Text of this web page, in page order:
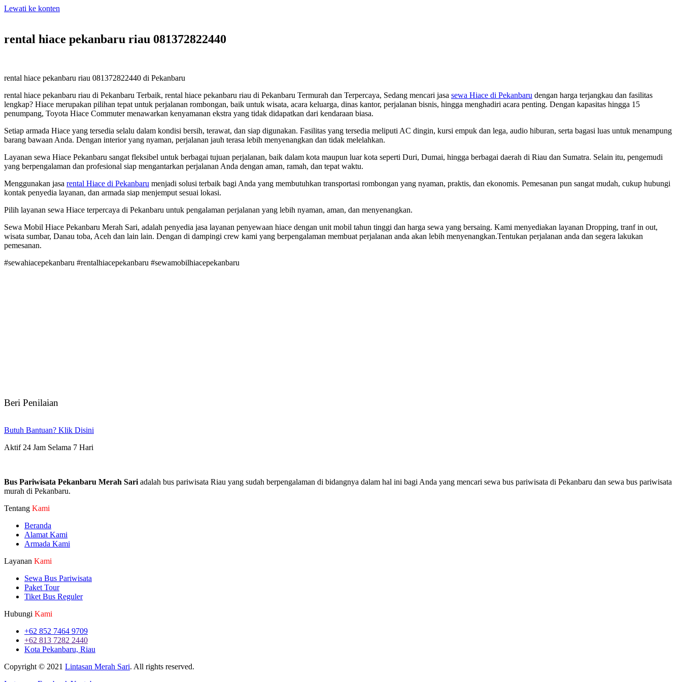
Lewati ke konten
rental hiace pekanbaru riau 081372822440
rental hiace pekanbaru riau 081372822440 di Pekanbaru
rental hiace pekanbaru riau di Pekanbaru Terbaik, rental hiace pekanbaru riau di Pekanbaru Termurah dan Terpercaya, Sedang mencari jasa sewa Hiace di Pekanbaru dengan harga terjangkau dan fasilitas
lengkap? Hiace merupakan pilihan tepat untuk perjalanan rombongan, baik untuk wisata, acara keluarga, dinas kantor, perjalanan bisnis, hingga menghadiri acara penting. Dengan kapasitas hingga 15
penumpang, Toyota Hiace Commuter menawarkan kenyamanan ekstra yang tidak didapatkan dari kendaraan biasa.
Setiap armada Hiace yang tersedia selalu dalam kondisi bersih, terawat, dan siap digunakan. Fasilitas yang tersedia meliputi AC dingin, kursi empuk dan lega, audio hiburan, serta bagasi luas untuk menampung
barang bawaan Anda. Dengan interior yang nyaman, perjalanan jauh terasa lebih menyenangkan dan tidak melelahkan.
Layanan sewa Hiace Pekanbaru sangat fleksibel untuk berbagai tujuan perjalanan, baik dalam kota maupun luar kota seperti Duri, Dumai, hingga berbagai daerah di Riau dan Sumatra. Selain itu, pengemudi
yang berpengalaman dan profesional siap mengantarkan perjalanan Anda dengan aman, ramah, dan tepat waktu.
Menggunakan jasa rental Hiace di Pekanbaru menjadi solusi terbaik bagi Anda yang membutuhkan transportasi rombongan yang nyaman, praktis, dan ekonomis. Pemesanan pun sangat mudah, cukup hubungi
kontak penyedia layanan, dan armada siap menjemput sesuai lokasi.
Pilih layanan sewa Hiace terpercaya di Pekanbaru untuk pengalaman perjalanan yang lebih nyaman, aman, dan menyenangkan.
Sewa Mobil Hiace Pekanbaru Merah Sari, adalah penyedia jasa layanan penyewaan hiace dengan unit mobil tahun tinggi dan harga sewa yang bersaing. Kami menyediakan layanan Dropping, tranf in out,
wisata sumbar, Danau toba, Aceh dan lain lain. Dengan di dampingi crew kami yang berpengalaman membuat perjalanan anda akan lebih menyenangkan.Tentukan perjalanan anda dan segera lakukan
pemesanan.
#sewahiacepekanbaru #rentalhiacepekanbaru #sewamobilhiacepekanbaru
Beri Penilaian
Butuh Bantuan? Klik Disini
Aktif 24 Jam Selama 7 Hari
Bus Pariwisata Pekanbaru Merah Sari adalah bus pariwisata Riau yang sudah berpengalaman di bidangnya dalam hal ini bagi Anda yang mencari sewa bus pariwisata di Pekanbaru dan sewa bus pariwisata
murah di Pekanbaru.
Tentang Kami
Beranda
Alamat Kami
Armada Kami
Layanan Kami
Sewa Bus Pariwisata
Paket Tour
Tiket Bus Reguler
Hubungi Kami
+62 852 7464 9709
+62 813 7282 2440
Kota Pekanbaru, Riau
Copyright © 2021 Lintasan Merah Sari. All rights reserved.